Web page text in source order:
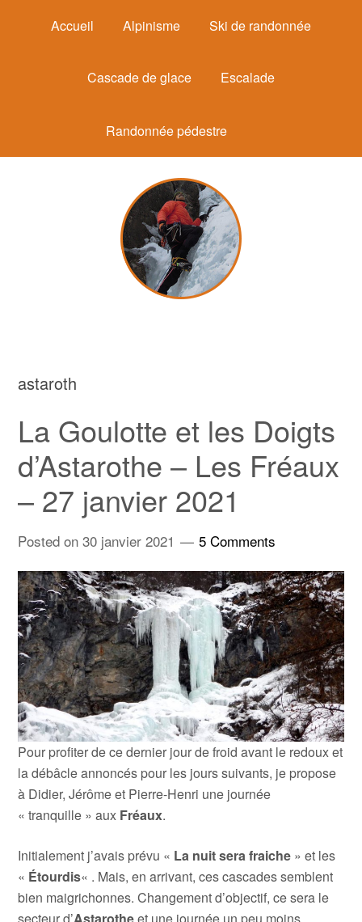
Accueil Alpinisme Ski de randonnée
Cascade de glace Escalade
Randonnée pédestre
astaroth
La Goulotte et les Doigts
d’Astarothe – Les Fréaux
– 27 janvier 2021
Posted on30 janvier 2021 5 Comments
Pour profiter de ce dernier jour de froid avant le redoux et
la débâcle annoncés pour les jours suivants, je propose
à Didier, Jérôme et Pierre-Henri une journée
« tranquille » aux Fréaux.
Initialement j’avais prévu « La nuit sera fraiche » et les
« Étourdis« . Mais, en arrivant, ces cascades semblent
bien maigrichonnes. Changement d’objectif, ce sera le